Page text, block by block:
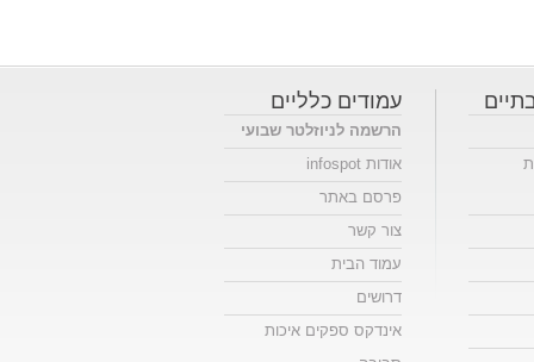
עמודים כלליים
הרשמה לניוזלטר שבועי
אודות infospot
פרסם באתר
צור קשר
עמוד הבית
דרושים
אינדקס ספקים איכות